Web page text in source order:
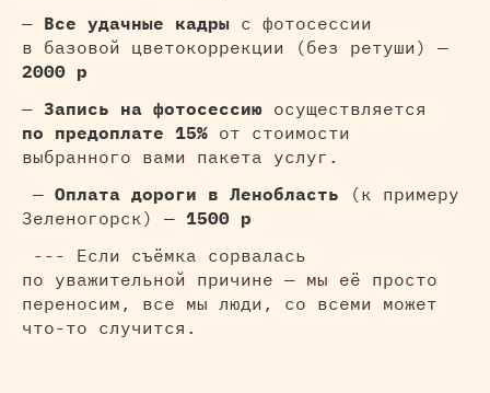
— Все удачные кадры с фотосессии
в базовой цветокоррекции (без ретуши) —
2000 р
— Запись на фотосессию осуществляется
по предоплате 15% от стоимости
выбранного вами пакета услуг.
— Оплата дороги в Ленобласть (к примеру
Зеленогорск) — 1500 р
--- Если съёмка сорвалась
по уважительной причине — мы её просто
переносим, все мы люди, со всеми может
что-то случится.